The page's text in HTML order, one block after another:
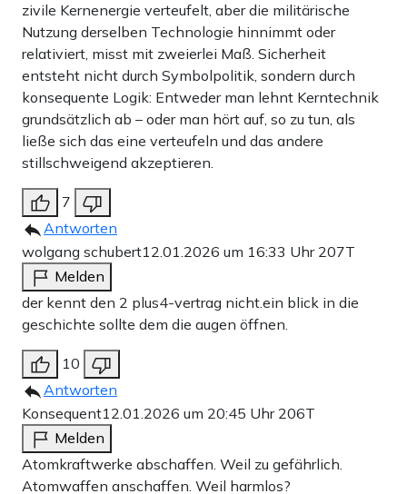
zivile Kernenergie verteufelt, aber die militärische
Nutzung derselben Technologie hinnimmt oder
relativiert, misst mit zweierlei Maß. Sicherheit
entsteht nicht durch Symbolpolitik, sondern durch
konsequente Logik: Entweder man lehnt Kerntechnik
grundsätzlich ab – oder man hört auf, so zu tun, als
ließe sich das eine verteufeln und das andere
stillschweigend akzeptieren.
7
Antworten
wolgang schubert12.01.2026 um 16:33 Uhr 207T
Melden
der kennt den 2 plus4-vertrag nicht.ein blick in die
geschichte sollte dem die augen öffnen.
10
Antworten
Konsequent12.01.2026 um 20:45 Uhr 206T
Melden
Atomkraftwerke abschaffen. Weil zu gefährlich.
Atomwaffen anschaffen. Weil harmlos?